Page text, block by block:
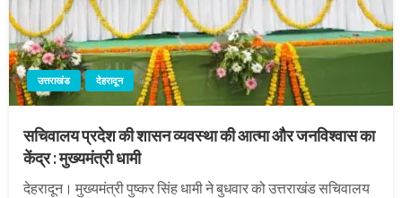
उत्तराखंड देहरादून
सचिवालय प्रदेश की शासन व्यवस्था की आत्मा और जनविश्वास का
केंद्र : मुख्यमंत्री धामी
देहरादून। मुख्यमंत्री पुष्कर सिंह धामी ने बुधवार को उत्तराखंड सचिवालय